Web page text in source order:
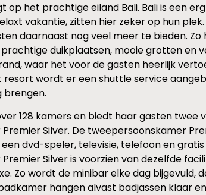
op het prachtige eiland Bali. Bali is een
vakantie, zitten hier zeker op hun
daarnaast nog veel meer te bieden.
duikplaatsen, mooie grotten en
waar het voor de gasten heerlijk
resort wordt er een shuttle service
brengen.
128 kamers en biedt haar gasten
Silver. De tweepersoonskamer
dvd-speler, televisie, telefoon en
Silver is voorzien van dezelfde
Zo wordt de minibar elke dag
hangen alvast badjassen klaar